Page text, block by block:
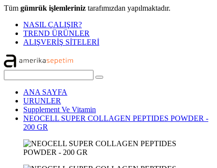
Tüm gümrük işlemleriniz tarafımızdan yapılmaktadır.
NASIL ÇALIŞIR?
TREND ÜRÜNLER
ALIŞVERİŞ SİTELERİ
ANA SAYFA
URUNLER
Supplement Ve Vitamin
NEOCELL SUPER COLLAGEN PEPTIDES POWDER -
200 GR